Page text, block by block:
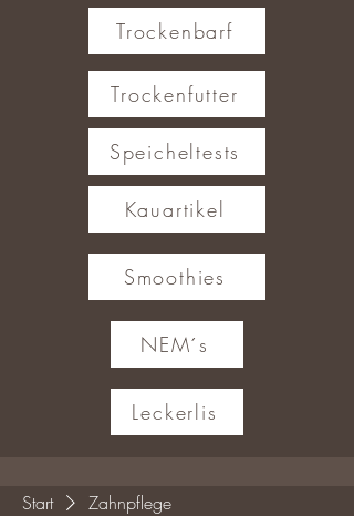
Trockenbarf
Trockenfutter
Speicheltests
Kauartikel
Smoothies
NEM´s
Leckerlis
Start Zahnpflege